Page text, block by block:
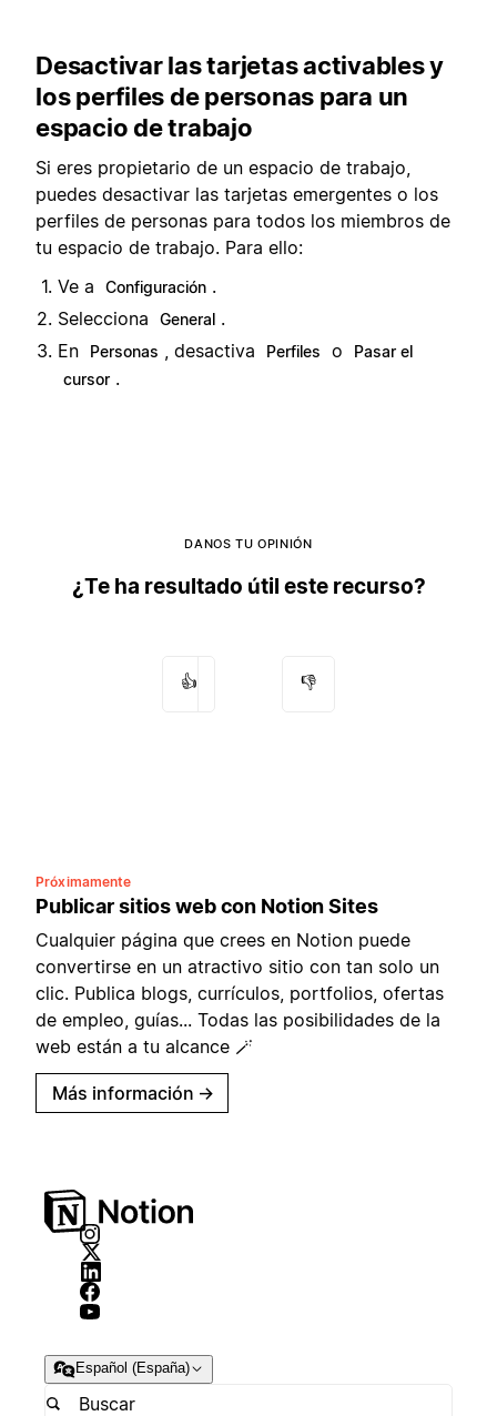
Desactivar las tarjetas activables y
los perfiles de personas para un
espacio de trabajo
Si eres propietario de un espacio de trabajo,
puedes desactivar las tarjetas emergentes o los
perfiles de personas para todos los miembros de
tu espacio de trabajo. Para ello:
Ve a
Configuración .
Selecciona
General .
En
Personas , desactiva Perfiles o
Pasar el
cursor .
DANOS TU OPINIÓN
¿Te ha resultado útil este recurso?
👍 👎
Próximamente
Publicar sitios web con Notion Sites
Cualquier página que crees en Notion puede
convertirse en un atractivo sitio con tan solo un
clic. Publica blogs, currículos, portfolios, ofertas
de empleo, guías... Todas las posibilidades de la
web están a tu alcance 🪄
Más información →
Español (España)